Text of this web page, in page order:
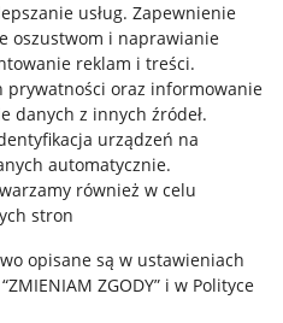
usług. Zapewnienie
oszustwom i naprawianie
reklam i treści.
prywatności oraz informowanie
danych z innych źródeł.
urządzeń na
automatycznie.
również w celu
stron
opisane są w ustawieniach
ZGODY” i w Polityce
Cyfrowych